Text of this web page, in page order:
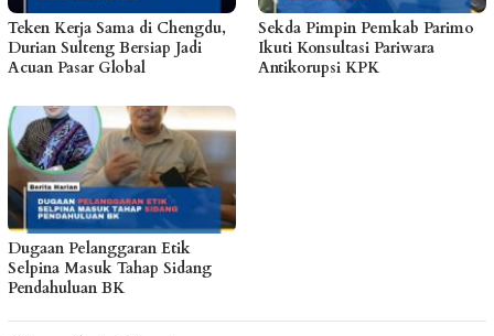
Teken Kerja Sama di Chengdu,
Durian Sulteng Bersiap Jadi
Acuan Pasar Global
Sekda Pimpin Pemkab Parimo
Ikuti Konsultasi Pariwara
Antikorupsi KPK
Dugaan Pelanggaran Etik
Selpina Masuk Tahap Sidang
Pendahuluan BK